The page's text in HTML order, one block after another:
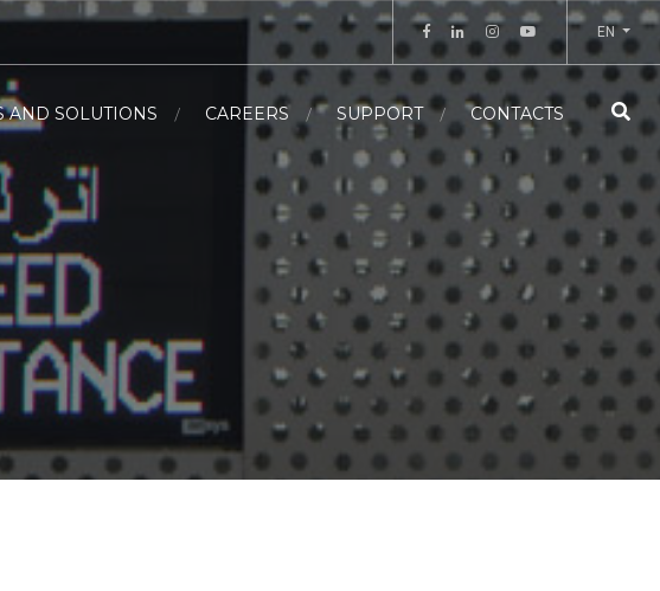
EN
AND SOLUTIONS CAREERS SUPPORT CONTACTS